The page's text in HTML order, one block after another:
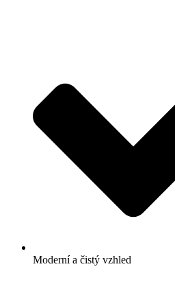
Moderní a čistý vzhled